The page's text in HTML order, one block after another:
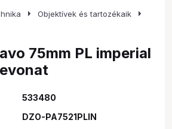
arrow_right Objektívek és tartozékaik arrow_right
75mm PL imperial
533480
DZO-PA7521PLIN